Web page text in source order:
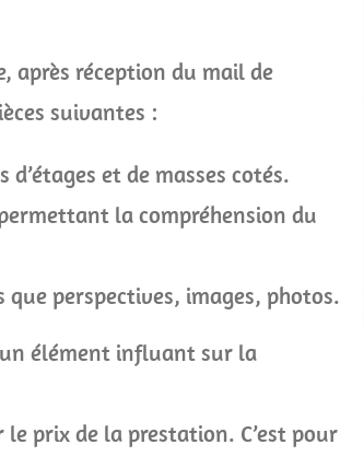
après réception du mail de
suivantes :
et de masses cotés.
la compréhension du
perspectives, images, photos.
élément influant sur la
prix de la prestation. C’est pour